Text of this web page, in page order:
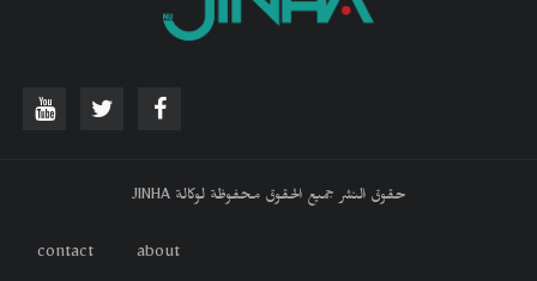
حقوق النشر جميع الحقوق محفوظة لوكالة JINHA
about
contact